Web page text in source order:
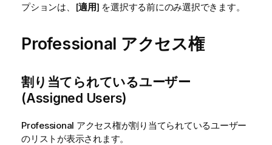
プションは、[適用] を選択する前にのみ選択できます。
Professional アクセス権
割り当てられているユーザー
(Assigned Users)
Professional アクセス権が割り当てられているユーザー
のリストが表示されます。